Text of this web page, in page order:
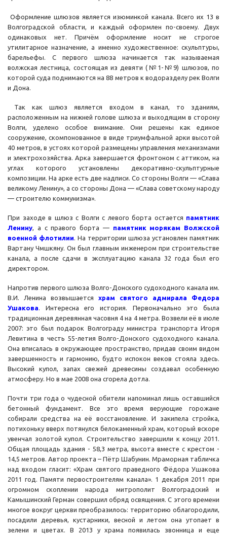
Оформление шлюзов является изюминкой канала. Всего их 13 в
Волгоградской области, и каждый оформлен по-своему. Двух
одинаковых нет. Причём оформление носит не строгое
утилитарное назначение, а именно художественное: скульптуры,
барельефы. С первого шлюза начинается так называемая
волжская лестница, состоящая из девяти (№1-№9) шлюзов, по
которой суда поднимаются на 88 метров к водоразделу рек Волги
и Дона.
Так как шлюз является входом в канал, то зданиям,
расположенным на нижней голове шлюза и выходящим в сторону
Волги, уделено особое внимание. Они решены как единое
сооружение, скомпонованное в виде триумфальной арки высотой
40 метров, в устоях которой размещены управления механизмами
и электрохозяйства. Арка завершается фронтоном с аттиком, на
углах которого установлены декоративно-скульптурные
композиции. На арке есть две надписи. Со стороны Волги — «Слава
великому Ленину», а со стороны Дона — «Слава советскому народу
— строителю коммунизма».
При заходе в шлюз с Волги с левого борта остается памятник
Ленину, а с правого борта — памятник морякам Волжской
военной флотилии. На территории шлюза установлен памятник
Вартану Чмшкяну. Он был главным инженером при строительстве
канала, а после сдачи в эксплуатацию канала 32 года был его
директором.
Напротив первого шлюза Волго-Донского судоходного канала им.
В.И. Ленина возвышается храм святого адмирала Федора
Ушакова. Интересна его история. Первоначально это была
традиционная деревянная часовня 4 на 4 метра. Возвели её в июле
2007: это был подарок Волгограду министра транспорта Игоря
Левитина в честь 55-летия Волго-Донского судоходного канала.
Она вписалась в окружающее пространство, придав своим видом
завершенность и гармонию, будто испокон веков стояла здесь.
Высокий купол, запах свежей древесины создавал особенную
атмосферу. Но в мае 2008 она сгорела дотла.
Почти три года о чудесной обители напоминал лишь оставшийся
бетонный фундамент. Все это время верующие горожане
собирали средства на её восстановление. И закипела стройка,
потихоньку вверх потянулся белокаменный храм, который вскоре
увенчал золотой купол. Строительство завершили к концу 2011.
Общая площадь здания - 58,3 метра, высота вместе с крестом -
14,5 метров. Автор проекта – Пётр Шабунин. Мраморная табличка
над входом гласит: «Храм святого праведного Фёдора Ушакова
2011 год. Памяти первостроителям канала». 1 декабря 2011 при
огромном скоплении народа митрополит Волгоградский и
Камышинский Герман совершил обряд освящения. С этого времени
многое вокруг церкви преобразилось: территорию облагородили,
посадили деревья, кустарники, весной и летом она утопает в
зелени и цветах. В 2013 у храма появилась звонница и еще